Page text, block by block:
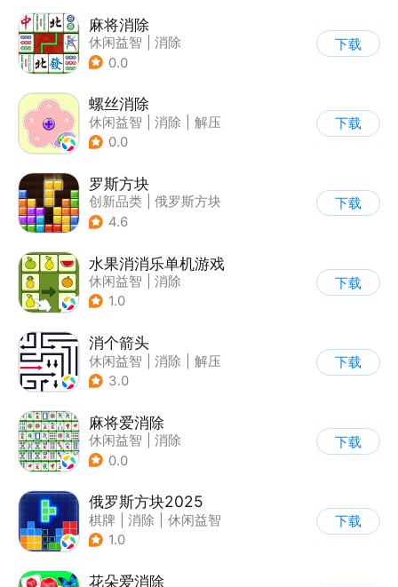
麻将消除
休闲益智
消除
0.0
下载
螺丝消除
休闲益智 消除
解压
| 清新
0.0
下载
罗斯方块
创新品类
俄罗斯方块
| 脑洞
4.6
下载
水果消消乐单机游戏
休闲益智
消除
1.0
下载
消个箭头
休闲益智 消除
解压
| 清新
3.0
下载
麻将爱消除
休闲益智
消除
0.0
下载
俄罗斯方块2025
棋牌 消除
休闲益智
| 俄罗斯方块
1.0
下载
花朵爱消除